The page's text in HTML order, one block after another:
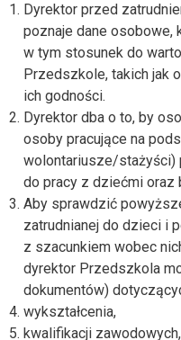
Dyrektor przed
poznaje dane osobowe,
w tym stosunek do
Przedszkole, takich jak
ich godności.
Dyrektor dba o to, by
osoby pracujące na
wolontariusze/stażyści)
do pracy z dziećmi oraz
Aby sprawdzić
zatrudnianej do dzieci i
z szacunkiem wobec
dyrektor Przedszkola
dokumentów)
wykształcenia,
kwalifikacji zawodowych,